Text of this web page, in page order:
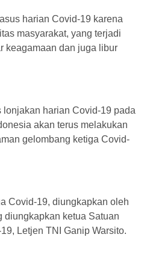
harian Covid-19 karena
masyarakat, yang terjadi
keagamaan dan juga libur
lonjakan harian Covid-19 pada
akan terus melakukan
gelombang ketiga Covid-
Covid-19, diungkapkan oleh
diungkapkan ketua Satuan
Letjen TNI Ganip Warsito.